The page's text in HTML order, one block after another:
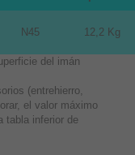
N45 12,2 Kg
del imán
(entrehierro,
el valor máximo
tabla inferior de